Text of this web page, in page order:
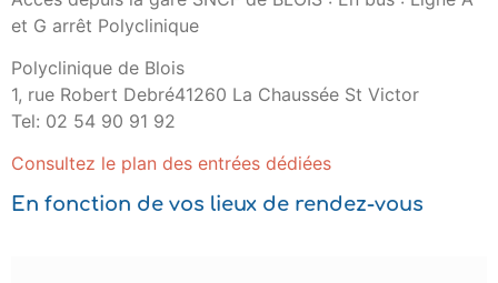
et G arrêt Polyclinique
Polyclinique de Blois
1, rue Robert Debré41260 La Chaussée St Victor
Tel: 02 54 90 91 92
Consultez le plan des entrées dédiées
En fonction de vos lieux de rendez-vous